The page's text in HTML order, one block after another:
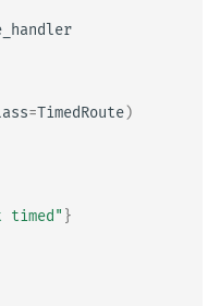
=TimedRoute)
timed" }